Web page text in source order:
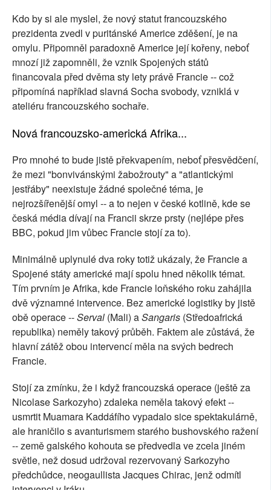
Kdo by si ale myslel, že nový statut francouzského
prezidenta zvedl v puritánské Americe zděšení, je na
omylu. Připomněl paradoxně Americe její kořeny, neboť
mnozí již zapomněli, že vznik Spojených států
financovala před dvěma sty lety právě Francie -- což
připomíná například slavná Socha svobody, vzniklá v
ateliéru francouzského sochaře.
Nová francouzsko-americká Afrika...
Pro mnohé to bude jistě překvapením, neboť přesvědčení,
že mezi "bonvivánskými žabožrouty" a "atlantickými
jestřáby" neexistuje žádné společné téma, je
nejrozšířenější omyl -- a to nejen v české kotlině, kde se
česká média dívají na Francii skrze prsty (nejlépe přes
BBC, pokud jim vůbec Francie stojí za to).
Minimálně uplynulé dva roky totiž ukázaly, že Francie a
Spojené státy americké mají spolu hned několik témat.
Tím prvním je Afrika, kde Francie loňského roku zahájila
dvě významné intervence. Bez americké logistiky by jistě
obě operace --Serval (Mali) aSangaris (Středoafrická
republika) neměly takový průběh. Faktem ale zůstává, že
hlavní zátěž obou intervencí měla na svých bedrech
Francie.
Stojí za zmínku, že i když francouzská operace (ještě za
Nicolase Sarkozyho) zdaleka neměla takový efekt --
usmrtit Muamara Kaddáfího vypadalo sice spektakulárně,
ale hraničilo s avanturismem starého bushovského ražení
-- země galského kohouta se předvedla ve zcela jiném
světle, než dosud udržoval rezervovaný Sarkozyho
předchůdce, neogaullista Jacques Chirac, jenž odmítl